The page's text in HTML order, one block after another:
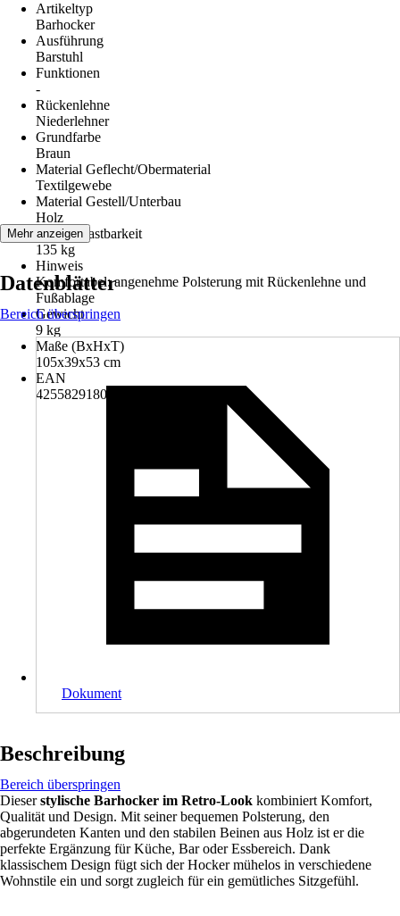
Artikeltyp
Barhocker
Ausführung
Barstuhl
Funktionen
-
Rückenlehne
Niederlehner
Grundfarbe
Braun
Material Geflecht/Obermaterial
Textilgewebe
Material Gestell/Unterbau
Holz
Max. Belastbarkeit
135 kg
Hinweis
Komfortabel: angenehme Polsterung mit Rückenlehne und
Fußablage
Gewicht
9 kg
Maße (BxHxT)
105x39x53 cm
EAN
4255829180815
Mehr anzeigen
Datenblätter
Bereich überspringen
Dokument
Beschreibung
Bereich überspringen
Dieserstylische Barhocker im Retro-Look kombiniert Komfort,
Qualität und Design. Mit seiner bequemen Polsterung, den
abgerundeten Kanten und den stabilen Beinen aus Holz ist er die
perfekte Ergänzung für Küche, Bar oder Essbereich. Dank
klassischem Design fügt sich der Hocker mühelos in verschiedene
Wohnstile ein und sorgt zugleich für ein gemütliches Sitzgefühl.